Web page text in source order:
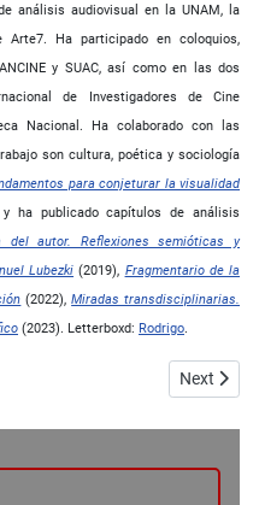
análisis audiovisual en la UNAM, la
Ha participado en coloquios,
y SUAC, así como en las dos
de Investigadores de Cine
Nacional. Ha colaborado con las
son cultura, poética y sociología
para conjeturar la visualidad
y ha publicado capítulos de análisis
autor. Reflexiones semióticas y
Lubezki (2019), Fragmentario de la
(2022),Miradas transdisciplinarias.
(2023). Letterboxd: Rodrigo.
Next
Next